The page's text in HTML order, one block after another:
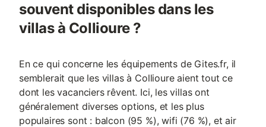
souvent disponibles dans les
villas à Collioure ?
En ce qui concerne les équipements de Gites.fr, il
semblerait que les villas à Collioure aient tout ce
dont les vacanciers rêvent. Ici, les villas ont
généralement diverses options, et les plus
populaires sont : balcon (95 %), wifi (76 %), et air